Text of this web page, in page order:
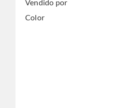
Libros, papelería y celebraciones
Pinturas
Vendido por
Color